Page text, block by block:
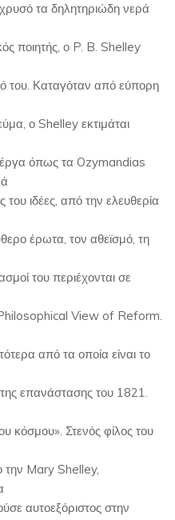
τα δηλητηριώδη νερά
ποιητής, ο P. B. Shelley
του. Καταγόταν από εύπορη
ο Shelley εκτιμάται
έργα όπως τα Ozymandias
του ιδέες, από την ελευθερία
έρωτα, τον αθεϊσμό, τη
του περιέχονται σε
View of Reform.
από τα οποία είναι το
επανάστασης του 1821.
κόσμου». Στενός φίλος του
την Mary Shelley,
αυτοεξόριστος στην